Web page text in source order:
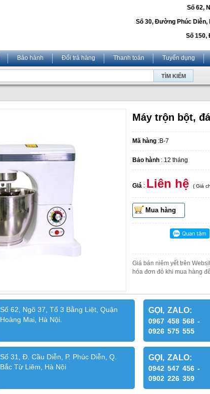
Số 62,
Số 30, Đường Phúc Diễn,
Số 150,
Bảo hành Đổi trả hàng Thanh toán Tuyển dụng
Máy trộn bột,
Mã hàng :B-7
Bảo hành : 12 tháng
Giá : Liên hệ ( Giá
Mua hàng
Giá bán niêm yết trên
hóa đơn đỏ khi mua hàng
Số 62, Ngõ 37, Tổ 3 Bằng Liệt, Quận
Hoàng Mai, Hà Nội.
GỌI, ZALO:
0967 458 568 -
0926 575 555
Số 31, Đ. Cầu Diễn, P. Phúc Diễn, Q.
Bắc Từ Liêm, Hà Nội
GỌI, ZALO:
0942 547 456 -
0902 226 359